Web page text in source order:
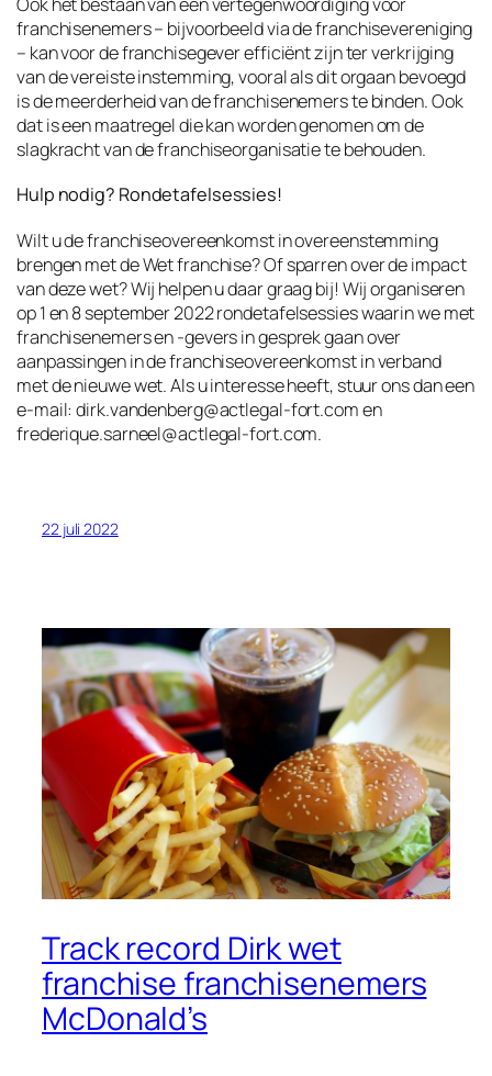
franchisenemers – bijvoorbeeld via de franchisevereniging
– kan voor de franchisegever efficiënt zijn ter verkrijging
van de vereiste instemming, vooral als dit orgaan bevoegd
is de meerderheid van de franchisenemers te binden. Ook
dat is een maatregel die kan worden genomen om de
slagkracht van de franchiseorganisatie te behouden.
Hulp nodig? Rondetafelsessies!
Wilt u de franchiseovereenkomst in overeenstemming
brengen met de Wet franchise? Of sparren over de impact
van deze wet? Wij helpen u daar graag bij! Wij organiseren
op 1 en 8 september 2022 rondetafelsessies waarin we met
franchisenemers en -gevers in gesprek gaan over
aanpassingen in de franchiseovereenkomst in verband
met de nieuwe wet. Als u interesse heeft, stuur ons dan een
e-mail: dirk.vandenberg@actlegal-fort.com en
frederique.sarneel@actlegal-fort.com.
22 juli 2022
Track record Dirk wet
franchise franchisenemers
McDonald’s